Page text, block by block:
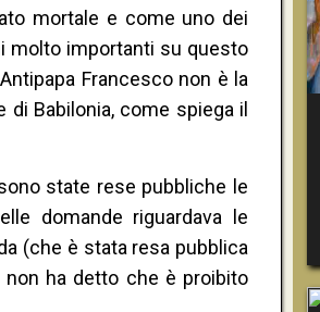
mortale e come uno dei
molto importanti su questo
Francesco non è la
Babilonia, come spiega il
state rese pubbliche le
domande riguardava le
(che è stata resa pubblica
non ha detto che è proibito